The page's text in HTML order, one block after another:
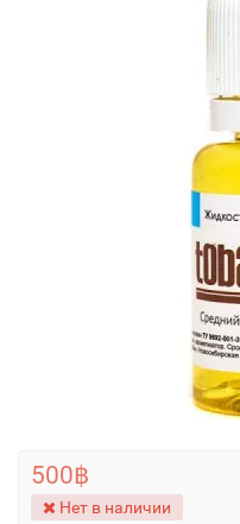
500฿
Нет в наличии